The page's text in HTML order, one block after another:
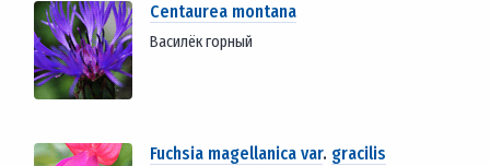
Centaurea montana
Василёк горный
Fuchsia magellanica var. gracilis